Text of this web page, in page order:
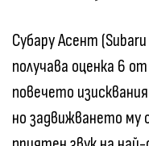
Субару Асент
получава оценка 6
повечето
но задвижването